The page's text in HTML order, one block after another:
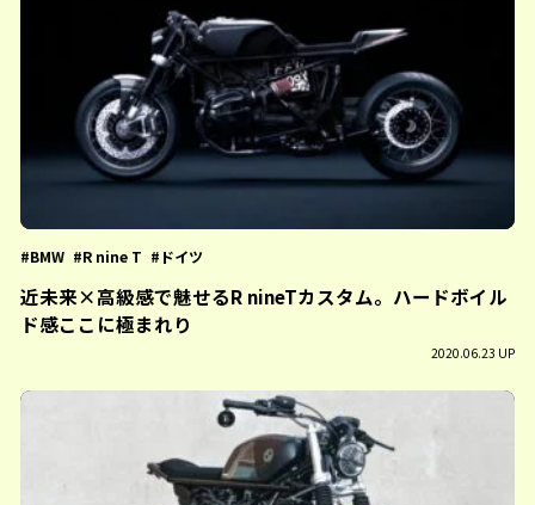
BMW R nine T ドイツ
近未来×高級感で魅せるR nineTカスタム。ハードボイル
ド感ここに極まれり
2020.06.23 UP